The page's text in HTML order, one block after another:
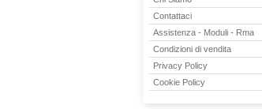
Contattaci
Assistenza - Moduli - Rma
Condizioni di vendita
Privacy Policy
Cookie Policy